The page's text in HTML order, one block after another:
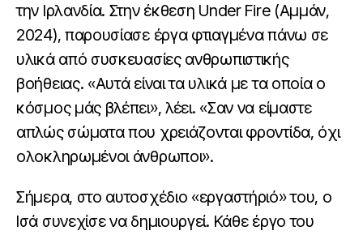
την Ιρλανδία. Στην έκθεση Under Fire (Αμμάν,
2024), παρουσίασε έργα φτιαγμένα πάνω σε
υλικά από συσκευασίες ανθρωπιστικής
βοήθειας. «Αυτά είναι τα υλικά με τα οποία ο
κόσμος μάς βλέπει», λέει. «Σαν να είμαστε
απλώς σώματα που χρειάζονται φροντίδα, όχι
ολοκληρωμένοι άνθρωποι».
Σήμερα, στο αυτοσχέδιο «εργαστήριό» του, ο
Ισά συνεχίσε να δημιουργεί. Κάθε έργο του